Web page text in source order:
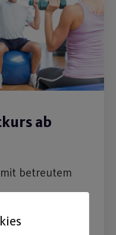
ab
betreutem